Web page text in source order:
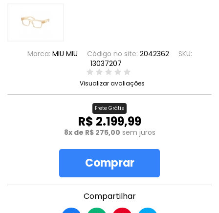
Marca: MIU MIU Código no site: 2042362
SKU:
13037207
Visualizar avaliações
Frete Grátis
R$ 2.199,99
8x de R$ 275,00 sem juros
Comprar
Compartilhar